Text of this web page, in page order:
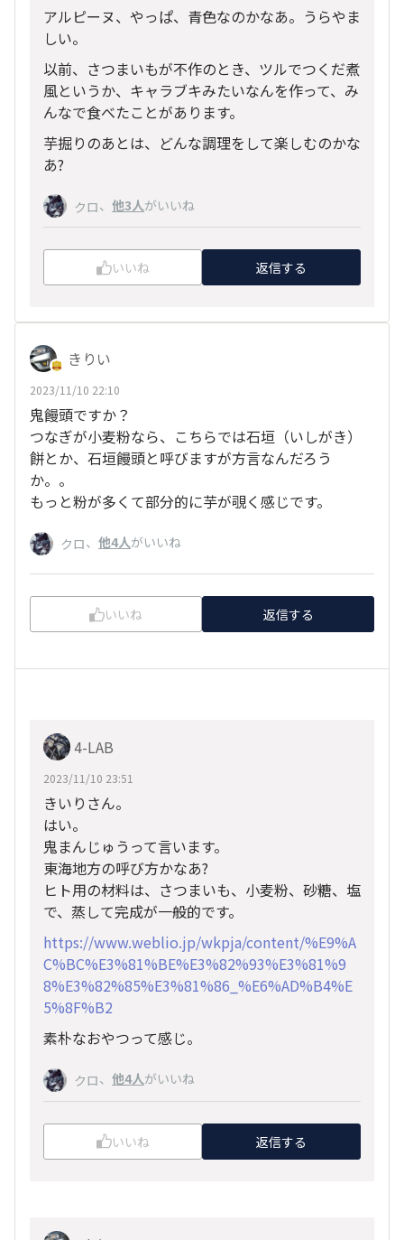
アルピーヌ、やっぱ、青色なのかなあ。うらやま
しい。
以前、さつまいもが不作のとき、ツルでつくだ煮
風というか、キャラブキみたいなんを作って、み
んなで食べたことがあります。
芋掘りのあとは、どんな調理をして楽しむのかな
あ?
クロ、 他3人がいいね
いいね 返信する
きりい
2023/11/10 22:10
鬼饅頭ですか？
つなぎが小麦粉なら、こちらでは石垣（いしがき）
餅とか、石垣饅頭と呼びますが方言なんだろう
か。。
もっと粉が多くて部分的に芋が覗く感じです。
クロ、 他4人がいいね
いいね 返信する
4-LAB
2023/11/10 23:51
きいりさん。
はい。
鬼まんじゅうって言います。
東海地方の呼び方かなあ?
ヒト用の材料は、さつまいも、小麦粉、砂糖、塩
で、蒸して完成が一般的です。
https://www.weblio.jp/wkpja/content/%E9%A
C%BC%E3%81%BE%E3%82%93%E3%81%9
8%E3%82%85%E3%81%86_%E6%AD%B4%E
5%8F%B2
素朴なおやつって感じ。
クロ、 他4人がいいね
いいね 返信する